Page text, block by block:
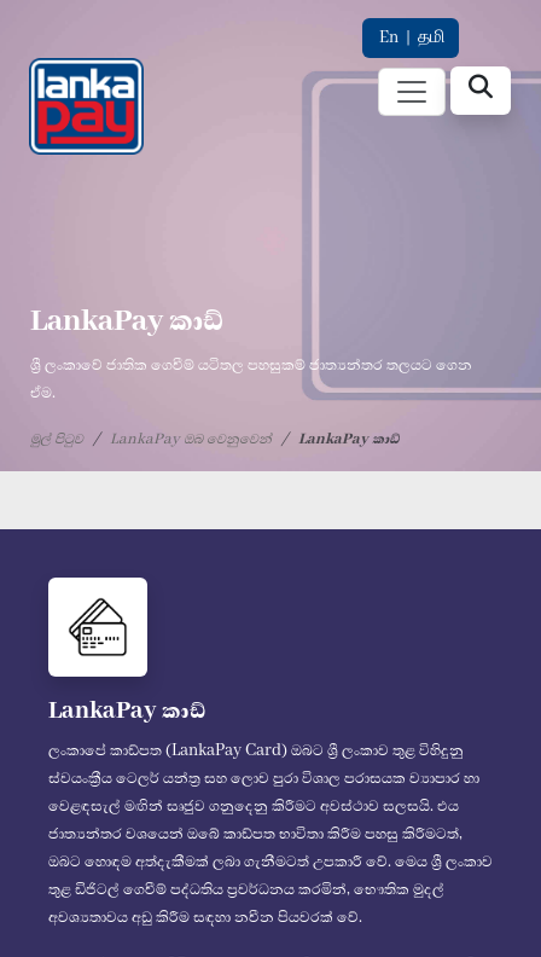
En | தமி
LankaPay කාඩ්
ශ්‍රී ලංකාවේ ජාතික ගෙවීම් යටිතල පහසුකම් ජාත්‍යන්තර තලයට ගෙන
ඒම.
මුල් පිටුව LankaPay ඔබ වෙනුවෙන් LankaPay කාඩ්
LankaPay කාඩ්
ලංකාපේ කාඩ්පත (LankaPay Card) ඔබට ශ්‍රී ලංකාව තුළ විහිදුනු
ස්වයංක්‍රීය ටෙලර් යන්ත්‍ර සහ ලොව පුරා විශාල පරාසයක ව්‍යාපාර හා
වෙළඳසැල් මඟින් සෘජුව ගනුදෙනු කිරීමට අවස්ථාව සලසයි. එය
ජාත්‍යන්තර වශයෙන් ඔබේ කාඩ්පත භාවිතා කිරීම පහසු කිරීමටත්,
ඔබට හොඳම අත්දැකීමක් ලබා ගැනීමටත් උපකාරී වේ. මෙය ශ්‍රී ලංකාව
තුළ ඩිජිටල් ගෙවීම් පද්ධතිය ප්‍රවර්ධනය කරමින්, භෞතික මුදල්
අවශ්‍යතාවය අඩු කිරීම සඳහා නවීන පියවරක් වේ.